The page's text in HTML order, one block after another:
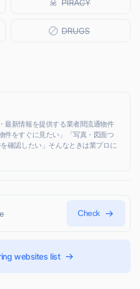
最新情報を提供する業者間流通物件
件をすぐに見たい」「写真・図面つ
確認したい」そんなときは業プロに
Check
websites list